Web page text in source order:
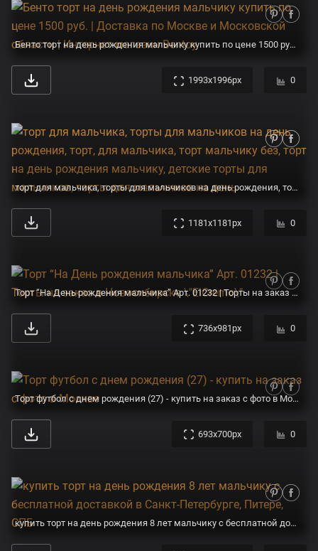
Бенто торт на день рождения мальчику купить по цене 1500 руб. | Доставка по Москве и Московской области | Интернет-магазин Bentoy
1993x1996px 0
торт для мальчика, торты для мальчиков на день рождения, торт, для мальчика, торт мальчику без, торт на день рождения мальчику, детские торты для мальчиков, торты для мальчиков на день
1181x1181px 0
Торт “На День рождения мальчика” Арт. 01232 | Торты на заказ в Новосибирске \"ElCremo\"
736x981px 0
Торт футбол с днем рождения (27) - купить на заказ с фото в Москве
693x700px 0
купить торт на день рождения 8 лет мальчику c бесплатной доставкой в Санкт-Петербурге, Питере, СПБ